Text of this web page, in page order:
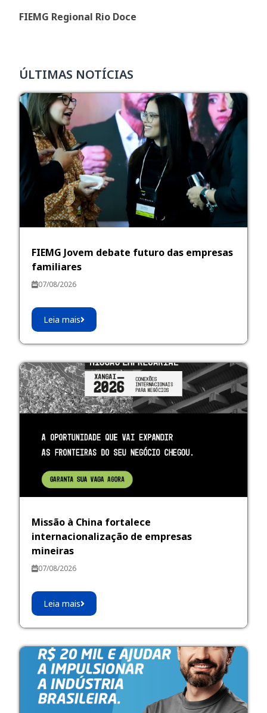
FIEMG Regional Rio Doce
ÚLTIMAS NOTÍCIAS
FIEMG Jovem debate futuro das empresas
familiares
07/08/2026
Leia mais
Missão à China fortalece
internacionalização de empresas
mineiras
07/08/2026
Leia mais